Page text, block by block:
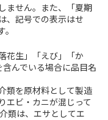
ません。また、「夏期
、記号での表示はせ
花生」「えび」「か
んでいる場合に品目名
類を原材料として製造
エビ・カニが混じって
類は、エサとしてエ